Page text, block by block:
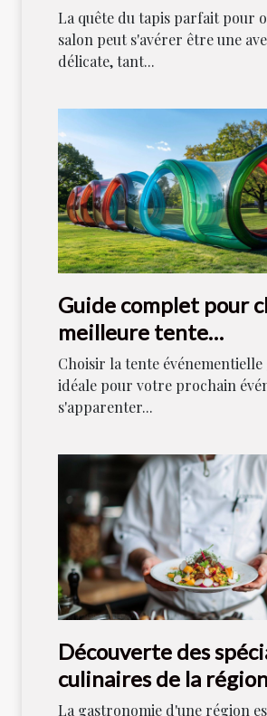
La quête du tapis parfait pour
salon peut s'avérer être une
délicate, tant...
Guide complet pour
meilleure tente
événementielle
Choisir la tente
idéale pour votre prochain
s'apparenter...
Découverte des
culinaires de la région
chef local
La gastronomie d'une région